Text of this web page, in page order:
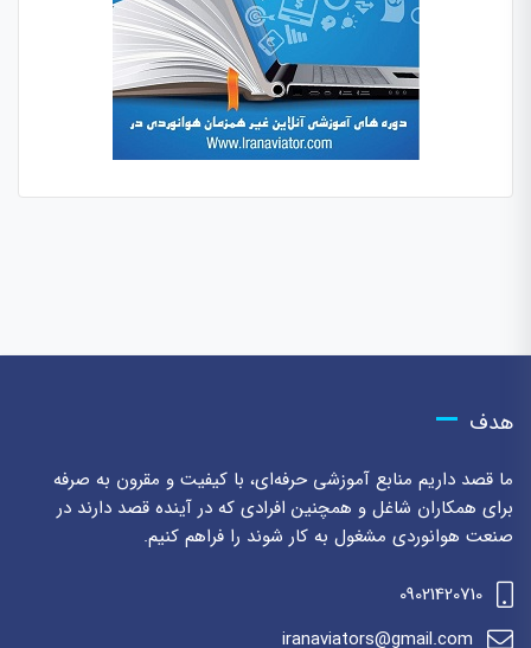
هدف
ما قصد داریم منابع آموزشی حرفه‌ای، با کیفیت و مقرون به صرفه
برای همکاران شاغل و همچنین افرادی که در آینده قصد دارند در
صنعت هوانوردی مشغول به کار شوند را فراهم کنیم.
09021420710
iranaviators@gmail.com